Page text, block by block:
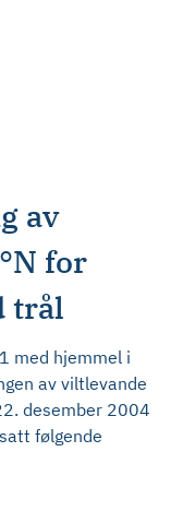
av
for
trål
med hjemmel i
av viltlevande
desember 2004
følgende